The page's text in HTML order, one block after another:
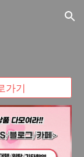
Skip to navigation
가기